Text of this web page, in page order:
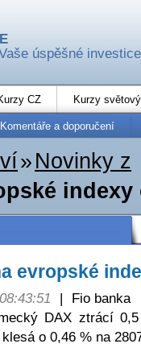
úspěšné investice
CZ Kurzy
Komentáře a doporučení
» Novinky z
evropské
|
Fio banka
DAX ztrácí
o 0,46 % na